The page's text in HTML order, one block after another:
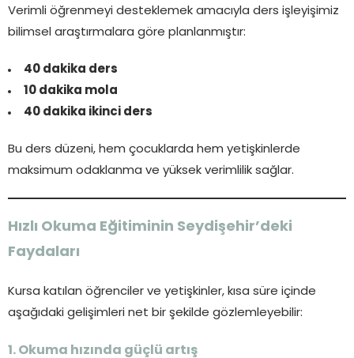
Verimli öğrenmeyi desteklemek amacıyla ders işleyişimiz
bilimsel araştırmalara göre planlanmıştır:
40 dakika ders
10 dakika mola
40 dakika ikinci ders
Bu ders düzeni, hem çocuklarda hem yetişkinlerde
maksimum odaklanma ve yüksek verimlilik sağlar.
Hızlı Okuma Eğitiminin Seydişehir’deki
Faydaları
Kursa katılan öğrenciler ve yetişkinler, kısa süre içinde
aşağıdaki gelişimleri net bir şekilde gözlemleyebilir:
1. Okuma hızında güçlü artış